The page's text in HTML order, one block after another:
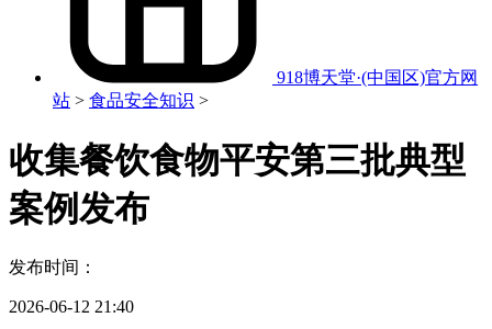
918博天堂·(中国区)官方网
站 > 食品安全知识 >
收集餐饮食物平安第三批典型
案例发布
发布时间：
2026-06-12 21:40